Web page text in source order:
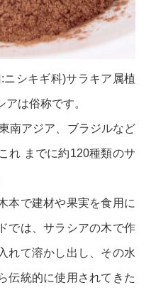
シキギ科)サラキア属植
は俗称です。
南アジア、ブラジルなど
れ までに約120種類のサ
本で建材や果実を食用に
では、サラシアの木で作
れて溶かし出し、その水
伝統的に使用されてきた